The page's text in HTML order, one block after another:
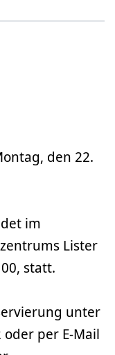
den 22.
im
Lister
statt.
unter
oder per E-Mail